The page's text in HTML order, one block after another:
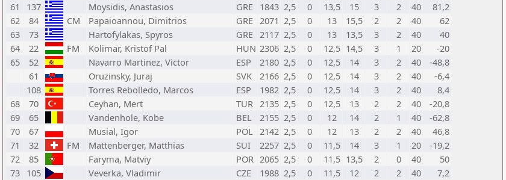
61
137 Moysidis, Anastasios GRE 1843 2,5 0 13,5 15 3 2 40
81,2
62
84 CM Papaioannou, Dimitrios GRE 2071 2,5 0 13 15,5 2 2 40
62
63
73 Hartofylakas, Spyros GRE 2117 2,5 0 13 13,5 3 2 40
40
64
22 FM Kolimar, Kristof Pal HUN 2306 2,5 0 12,5 14,5 3 1 20
-20
65
52 Navarro Martinez, Victor ESP 2180 2,5 0 12,5 14 3 2 40
-48,8
61
Oruzinsky, Juraj SVK 2166 2,5 0 12,5 14 3 2 40
-6,4
108
Torres Rebolledo, Marcos ESP 1982 2,5 0 12,5 14 3 2 40
8,4
68
70 Ceyhan, Mert TUR 2135 2,5 0 12,5 13 2 2 40
-20,8
69
65 Vandenhole, Kobe BEL 2155 2,5 0 12 14 2 1 40
-62,8
70
67 Musial, Igor POL 2142 2,5 0 12 13 2 2 40
46,8
71
32 FM Mattenberger, Matthias SUI 2257 2,5 0 11,5 14 3 1 20
-19,2
72
85 Faryma, Matviy POR 2065 2,5 0 11,5 13,5 2 0 40
50
73 105 Veverka, Vladimir CZE 1988 2,5 0 11,5 12 2 2 40
7,2